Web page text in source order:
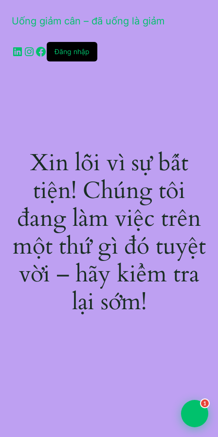
Uống giảm cân – đã uống là giảm
LinkedIn
Instagram
Facebook
Đăng nhập
Xin lỗi vì sự bất
tiện! Chúng tôi
đang làm việc trên
một thứ gì đó tuyệt
vời – hãy kiểm tra
lại sớm!
1